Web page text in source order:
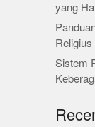
yang
Sistem